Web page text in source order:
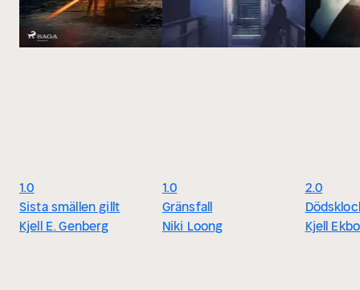
1.0
Sista smällen gillt
Kjell E. Genberg
1.0
Gränsfall
Niki Loong
2.0
Kjell